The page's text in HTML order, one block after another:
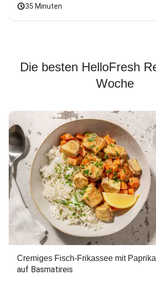
35 Minuten
Die besten HelloFresh
Woche
Cremiges Fisch-Frikassee mit Paprika
auf Basmatireis